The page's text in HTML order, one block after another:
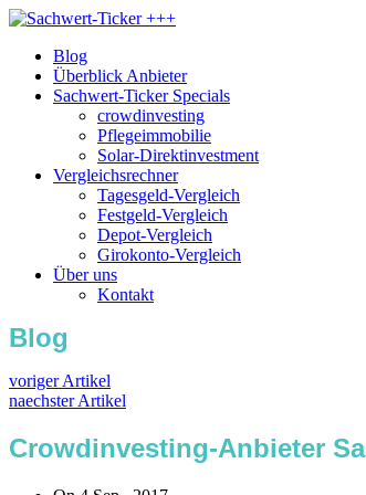
Blog
Überblick Anbieter
Sachwert-Ticker Specials
crowdinvesting
Pflegeimmobilie
Solar-Direktinvestment
Vergleichsrechner
Tagesgeld-Vergleich
Festgeld-Vergleich
Depot-Vergleich
Girokonto-Vergleich
Über uns
Kontakt
Blog
voriger Artikel
naechster Artikel
Crowdinvesting-Anbieter